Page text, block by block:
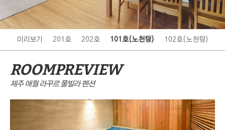
미리보기 201호 202호 101호(노천탕) 102호(노천탕)
ROOMPREVIEW
제주 애월 라꾸르 풀빌라 펜션